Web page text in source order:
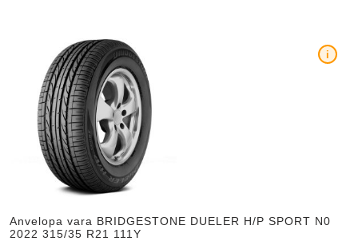
Anvelopa vara BRIDGESTONE DUELER H/P SPORT N0
2022 315/35 R21 111Y
i